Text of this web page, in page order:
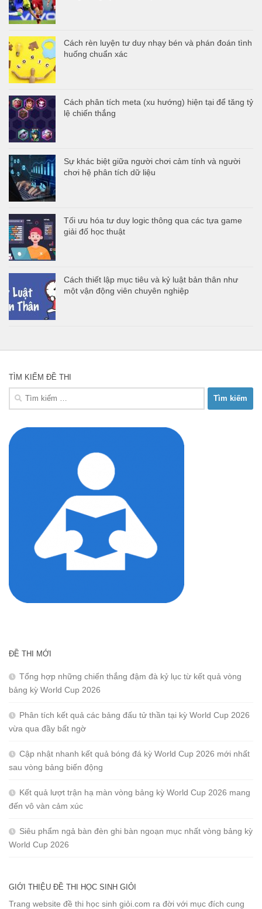
Cách rèn luyện tư duy nhạy bén và phán đoán tình
huống chuẩn xác
Cách phân tích meta (xu hướng) hiện tại để tăng tỷ
lệ chiến thắng
Sự khác biệt giữa người chơi cảm tính và người
chơi hệ phân tích dữ liệu
Tối ưu hóa tư duy logic thông qua các tựa game
giải đố học thuật
Cách thiết lập mục tiêu và kỷ luật bản thân như
một vận động viên chuyên nghiệp
TÌM KIẾM ĐỀ THI
Tìm
ĐỀ THI MỚI
Tổng hợp những chiến thắng đậm đà kỷ lục từ kết quả vòng
bảng kỳ World Cup 2026
Phân tích kết quả các bảng đấu tử thần tại kỳ World Cup 2026
vừa qua đầy bất ngờ
Cập nhật nhanh kết quả bóng đá kỳ World Cup 2026 mới nhất
sau vòng bảng biến động
Kết quả lượt trận hạ màn vòng bảng kỳ World Cup 2026 mang
đến vô vàn cảm xúc
Siêu phẩm ngả bàn đèn ghi bàn ngoạn mục nhất vòng bảng kỳ
World Cup 2026
GIỚI THIỆU ĐỀ THI HỌC SINH GIỎI
Trang website đề thi học sinh giỏi.com ra đời với mục đích cung